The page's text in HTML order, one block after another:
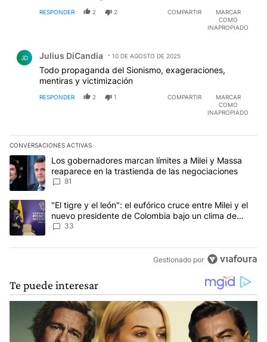
RESPONDER 2 2 COMPARTIR
MARCAR
COMO
INAPROPIADO
JD Julius DiCandia 10 DE AGOSTO DE 2025
Todo propaganda del Sionismo, exageraciones,
mentiras y victimización
RESPONDER 2 1 COMPARTIR
MARCAR
COMO
INAPROPIADO
CONVERSACIONES ACTIVAS
Este listado muestra los artículos con más comentarios en los
Un artículo de tendencia con el título "Los gobernadores marcan
Los gobernadores marcan límites a Milei y Massa
reaparece en la trastienda de las negociaciones
81
Un artículo de tendencia con el título ""El tigre y el león": el
"El tigre y el león": el eufórico cruce entre Milei y el
nuevo presidente de Colombia bajo un clima de
máxima tensión
33
Gestionado por